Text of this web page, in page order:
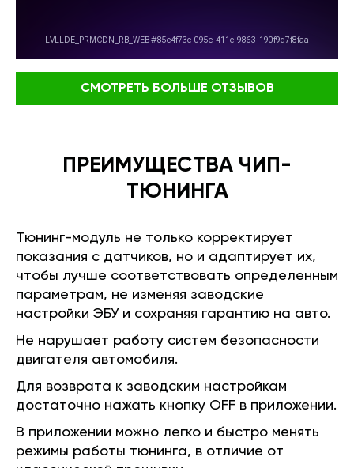
СМОТРЕТЬ БОЛЬШЕ ОТЗЫВОВ
ПРЕИМУЩЕСТВА ЧИП-
ТЮНИНГА
Тюнинг-модуль не только корректирует
показания с датчиков, но и адаптирует их,
чтобы лучше соответствовать определенным
параметрам, не изменяя заводские
настройки ЭБУ и сохраняя гарантию на авто.
Не нарушает работу систем безопасности
двигателя автомобиля.
Для возврата к заводским настройкам
достаточно нажать кнопку OFF в приложении.
В приложении можно легко и быстро менять
режимы работы тюнинга, в отличие от